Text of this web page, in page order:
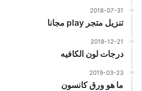
2018-07-31
تنزيل متجر play مجانا
2018-12-21
درجات لون الكافيه
2019-03-23
ما هو ورق كانسون